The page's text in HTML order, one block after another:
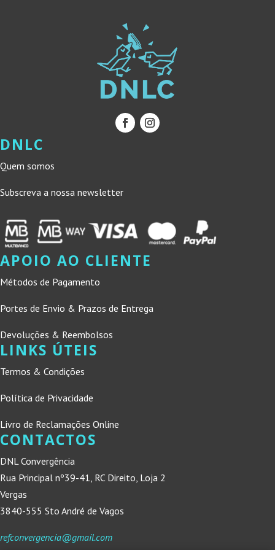
DNLC
Quem somos
Subscreva a nossa newsletter
APOIO AO CLIENTE
Métodos de Pagamento
Portes de Envio & Prazos de Entrega
Devoluções & Reembolsos
LINKS ÚTEIS
Termos & Condições
Política de Privacidade
Livro de Reclamações Online
CONTACTOS
DNL Convergência
Rua Principal nº39-41, RC Direito, Loja 2
Vergas
3840-555 Sto André de Vagos
refconvergencia@gmail.com